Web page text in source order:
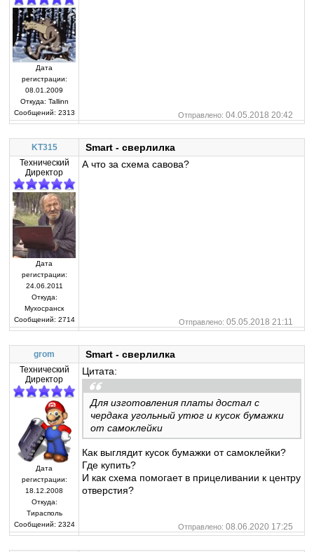
Дата
регистрации:
08.01.2009
Откуда: Tallinn
Сообщений: 2313 Отправлено: 04.05.2018 20:42
KT315 Smart - сверлилка
Технический
Директор
Дата
регистрации:
24.06.2011
Откуда:
Мухосранск
Сообщений: 2714
А что за схема савова?
Отправлено: 05.05.2018 21:11
grom Smart - сверлилка
Технический
Директор
Дата
регистрации:
18.12.2008
Откуда:
Тирасполь
Сообщений: 2324
Цитата:
Для изготовления платы достал с
чердака угольный утюг и кусок бумажки
от самоклейки
Как выглядит кусок бумажки от самоклейки?
Где купить?
И как схема помогает в прицеливании к центру
отверстия?
Отправлено: 08.06.2020 17:25